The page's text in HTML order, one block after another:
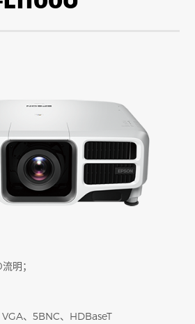
明；
、5BNC、HDBaseT